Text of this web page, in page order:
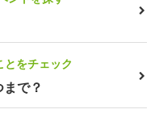
をチェック
で？